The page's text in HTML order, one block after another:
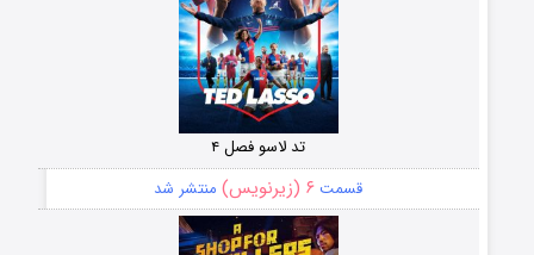
تد لاسو فصل ۴
قسمت ۶ (زیرنویس) منتشر شد